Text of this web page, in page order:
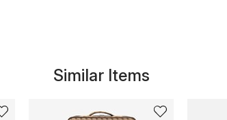
Similar Items